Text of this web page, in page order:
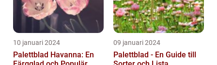
10 januari 2024
Palettblad Havanna: En
09 januari 2024
Palettblad - En Guide till